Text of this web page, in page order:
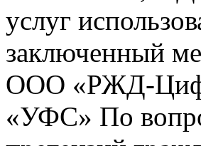
услуг
заключенный
ООО «РЖД-
«УФС» По